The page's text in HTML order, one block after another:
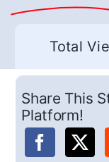
Total
Share This
Platform!